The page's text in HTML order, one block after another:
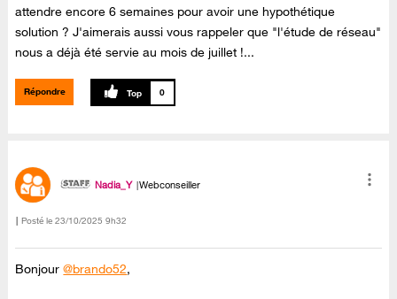
attendre encore 6 semaines pour avoir une hypothétique
solution ? J'aimerais aussi vous rappeler que "l'étude de réseau"
nous a déjà été servie au mois de juillet !...
Répondre 0
Nadia_Y Webconseiller
Posté le ‎23/10/2025 9h32
Bonjour@brando52,